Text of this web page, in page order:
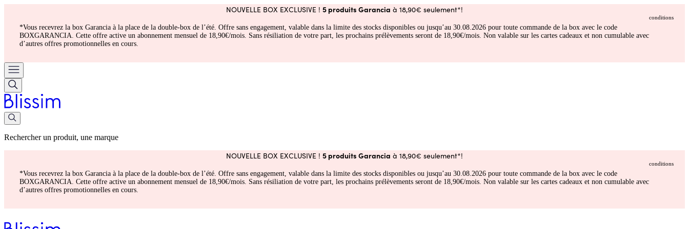
NOUVELLE BOX EXCLUSIVE ! 5 produits Garancia à 18,90€ seulement*!
conditions
*Vous recevrez la box Garancia à la place de la double-box de l’été. Offre sans engagement, valable dans la limite des stocks disponibles ou jusqu’au 30.08.2026 pour toute commande de la box avec le code
BOXGARANCIA. Cette offre active un abonnement mensuel de 18,90€/mois. Sans résiliation de votre part, les prochains prélèvements seront de 18,90€/mois. Non valable sur les cartes cadeaux et non cumulable avec
d’autres offres promotionnelles en cours.
Rechercher un produit, une marque
NOUVELLE BOX EXCLUSIVE ! 5 produits Garancia à 18,90€ seulement*!
conditions
*Vous recevrez la box Garancia à la place de la double-box de l’été. Offre sans engagement, valable dans la limite des stocks disponibles ou jusqu’au 30.08.2026 pour toute commande de la box avec le code
BOXGARANCIA. Cette offre active un abonnement mensuel de 18,90€/mois. Sans résiliation de votre part, les prochains prélèvements seront de 18,90€/mois. Non valable sur les cartes cadeaux et non cumulable avec
d’autres offres promotionnelles en cours.